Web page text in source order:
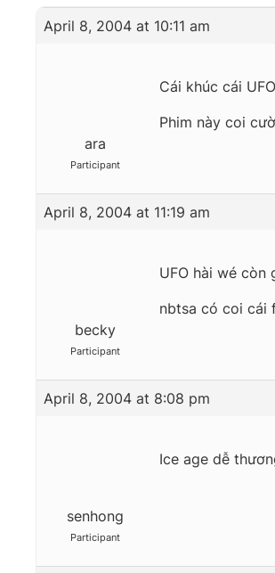
April 8, 2004 at 10:11 am
ara
Participant
Cái khúc cái
Phim này coi
April 8, 2004 at 11:19 am
becky
Participant
UFO hài wé còn
nbtsa có coi cái
April 8, 2004 at 8:08 pm
senhong
Participant
Ice age dễ